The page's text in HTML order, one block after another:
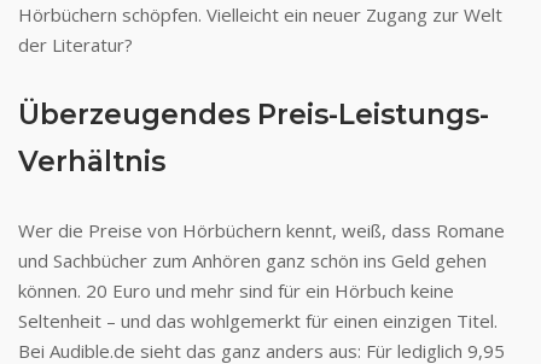
Hörbüchern schöpfen. Vielleicht ein neuer Zugang zur Welt
der Literatur?
Überzeugendes Preis-Leistungs-
Verhältnis
Wer die Preise von Hörbüchern kennt, weiß, dass Romane
und Sachbücher zum Anhören ganz schön ins Geld gehen
können. 20 Euro und mehr sind für ein Hörbuch keine
Seltenheit – und das wohlgemerkt für einen einzigen Titel.
Bei Audible.de sieht das ganz anders aus: Für lediglich 9,95